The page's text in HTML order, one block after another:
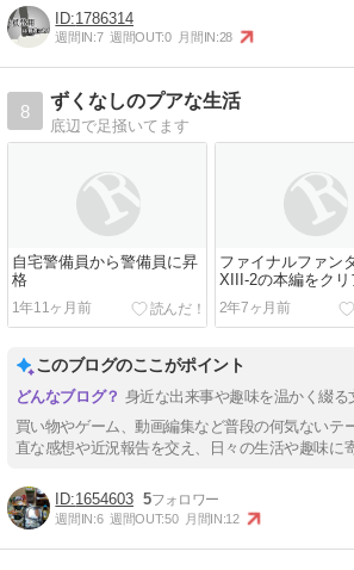
1786314
週間IN:7 週間OUT:0 月間IN:28
8
ずくなしのプアな生活
底辺で足掻いてます
自宅警備員から警備員に昇
格
1年11ヶ月前
ファイナルファン
XIII-2の本編をクリ
した
2年7ヶ月前
このブログのここがポイント
身近な出来事や趣味を温かく綴る
買い物やゲーム、動画編集など普段の何気ないテ
直な感想や近況報告を交え、日々の生活や趣味に
1654603 5
週間IN:6 週間OUT:50 月間IN:12